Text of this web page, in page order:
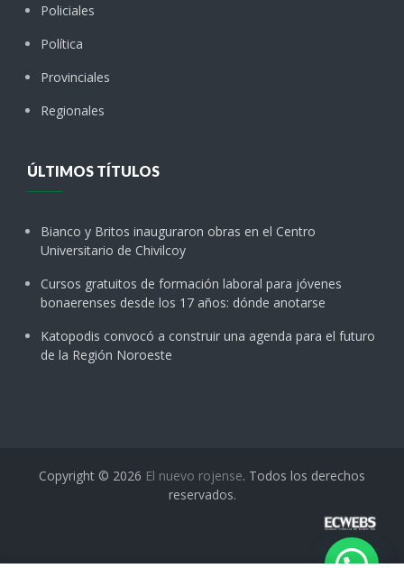
Policiales
Política
Provinciales
Regionales
ÚLTIMOS TÍTULOS
Bianco y Britos inauguraron obras en el Centro
Universitario de Chivilcoy
Cursos gratuitos de formación laboral para jóvenes
bonaerenses desde los 17 años: dónde anotarse
Katopodis convocó a construir una agenda para el futuro
de la Región Noroeste
Copyright © 2026 El nuevo rojense. Todos los derechos
reservados.